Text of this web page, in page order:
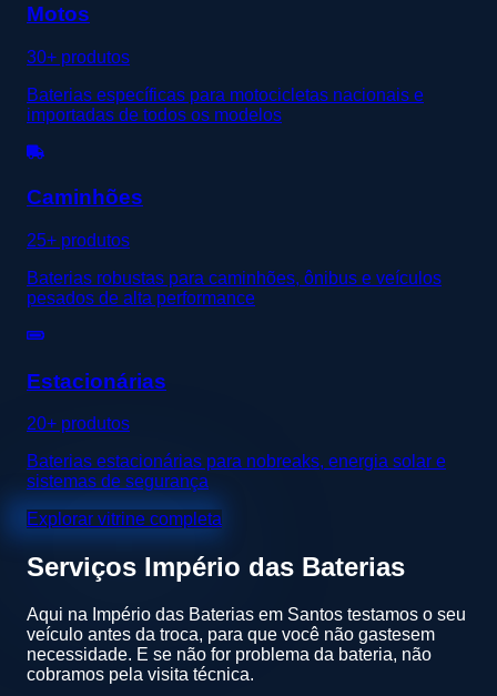
Motos
30+ produtos
Baterias específicas para motocicletas nacionais e
importadas de todos os modelos
Caminhões
25+ produtos
Baterias robustas para caminhões, ônibus e veículos
pesados de alta performance
Estacionárias
20+ produtos
Baterias estacionárias para nobreaks, energia solar e
sistemas de segurança
Explorar vitrine completa
Serviços Império das Baterias
Aqui na Império das Baterias em Santos testamos o seu
veículo antes da troca, para que você não gastesem
necessidade. E se não for problema da bateria, não
cobramos pela visita técnica.